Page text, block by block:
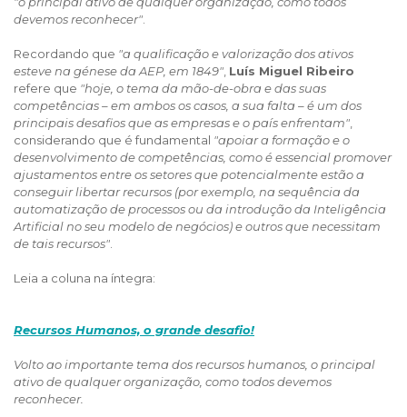
devemos reconhecer"
Recordando que "a qualificação e valorização dos ativos
esteve na génese da AEP, em 1849" Luís Miguel Ribeiro
refere que "hoje, o tema da mão-de-obra e das suas
competências – em ambos os casos, a sua falta – é um dos
principais desafios que as empresas e o país enfrentam"
considerando que é fundamental "apoiar a formação e o
desenvolvimento de competências, como é essencial promover
ajustamentos entre os setores que potencialmente estão a
conseguir libertar recursos (por exemplo, na sequência da
automatização de processos ou da introdução da Inteligência
Artificial no seu modelo de negócios) e outros que necessitam
de tais recursos"
Leia a coluna na íntegra:
Recursos Humanos, o grande desafio!
Volto ao importante tema dos recursos humanos, o principal
ativo de qualquer organização, como todos devemos
reconhecer.